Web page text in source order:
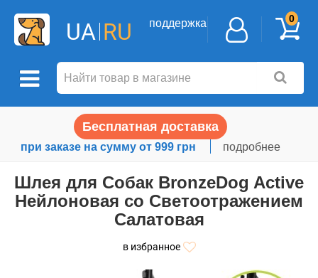
UA RU поддержка 0
Бесплатная доставка
при заказе на сумму от 999 грн подробнее
Шлея для Собак BronzeDog Active
Нейлоновая со Светоотражением
Cалатовая
в избранное